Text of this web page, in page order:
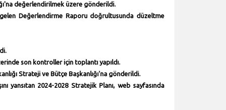
değerlendirilmek üzere gönderildi.
Değerlendirme Raporu doğrultusunda düzeltme
son kontroller için toplantı yapıldı.
Strateji ve Bütçe Başkanlığı'na gönderildi.
yansıtan 2024-2028 Stratejik Planı, web sayfasında